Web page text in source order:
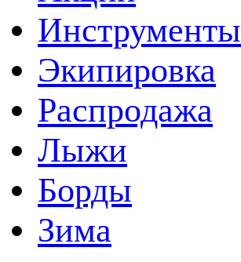
Инструменты
Экипировка
Распродажа
Лыжи
Борды
Зима